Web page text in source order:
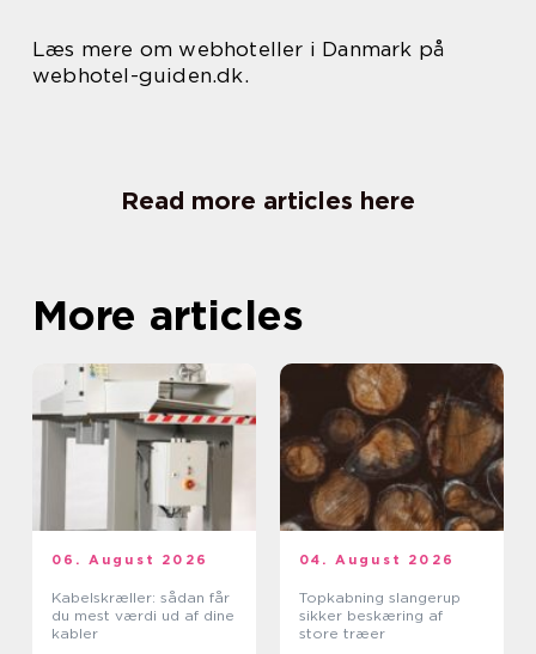
Læs mere om webhoteller i Danmark på
webhotel-guiden.dk.
Read more articles here
More articles
06. August 2026
Kabelskræller: sådan får
du mest værdi ud af dine
kabler
04. August 2026
Topkabning slangerup
sikker beskæring af
store træer